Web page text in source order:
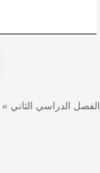
الفصل الدراسي الثاني »